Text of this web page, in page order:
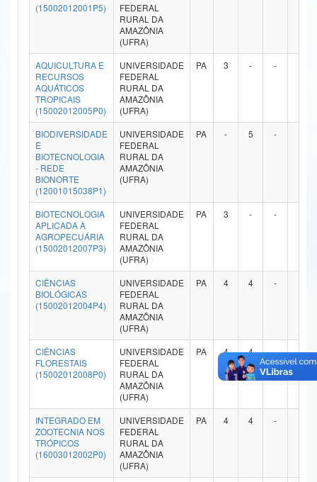
Ministério da Ciência, Tecnologia, Inovações e Comunicações
Ministério do Turismo
Ministério do Desenvolvimento Regional
Controladoria-Geral da União
Ministério da Mulher, da Família e dos Direitos Humanos
Secretaria-Geral
Secretaria de Governo
Gabinete de Segurança Institucional
Advocacia-Geral da União
Banco Central do Brasil
(15002012001P5)
FEDERAL
RURAL DA
AMAZÔNIA
(UFRA)
AQUICULTURA E
RECURSOS
AQUÁTICOS
TROPICAIS
(15002012005P0)
UNIVERSIDADE
FEDERAL
RURAL DA
AMAZÔNIA
(UFRA)
PA 3 - -
BIODIVERSIDADE
E
BIOTECNOLOGIA
- REDE
BIONORTE
(12001015038P1)
UNIVERSIDADE
FEDERAL
RURAL DA
AMAZÔNIA
(UFRA)
PA - 5 -
BIOTECNOLOGIA
APLICADA À
AGROPECUÁRIA
(15002012007P3)
UNIVERSIDADE
FEDERAL
RURAL DA
AMAZÔNIA
(UFRA)
PA 3 - -
CIÊNCIAS
BIOLÓGICAS
(15002012004P4)
UNIVERSIDADE
FEDERAL
RURAL DA
AMAZÔNIA
(UFRA)
PA 4 4 -
CIÊNCIAS
FLORESTAIS
(15002012008P0)
UNIVERSIDADE
FEDERAL
RURAL DA
AMAZÔNIA
(UFRA)
PA 4 4 - -
INTEGRADO EM
ZOOTECNIA NOS
TRÓPICOS
(16003012002P0)
UNIVERSIDADE
FEDERAL
RURAL DA
AMAZÔNIA
(UFRA)
PA 4 4 -